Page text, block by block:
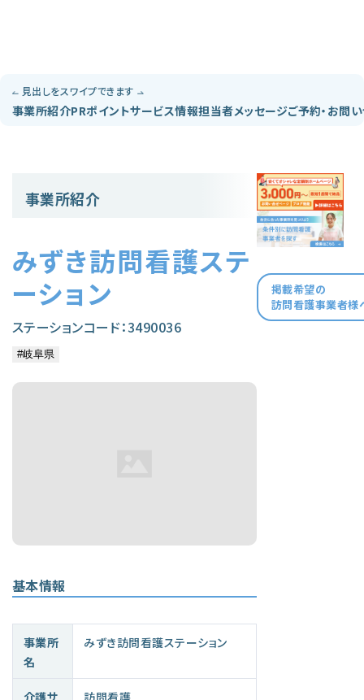
見出しをスワイプできます
事業所紹介PRポイントサービス情報担当者メッセージご予約・お問
事業所紹介
みずき訪問看護ステ
ーション
ステーションコード：3490036
基本情報
事業所
名
みずき訪問看護ステーション
介護サ 訪問看護
掲載希望の
訪問看護事業者様